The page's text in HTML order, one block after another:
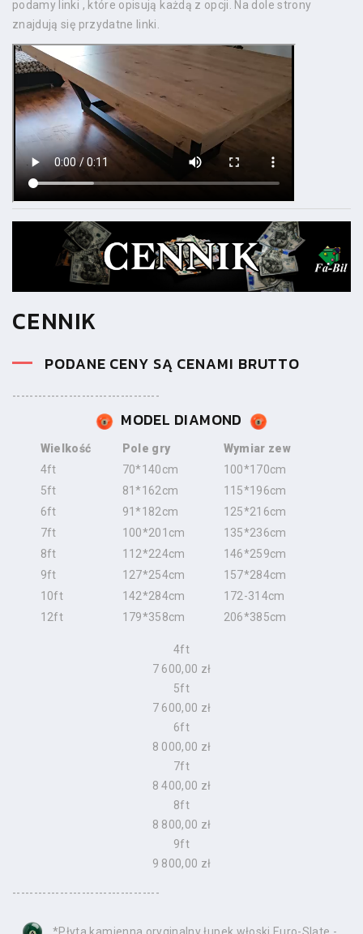
podamy linki , które opisują każdą z opcji. Na dole strony
znajdują się przydatne linki.
CENNIK
PODANE CENY SĄ CENAMI BRUTTO
----------------------------------
MODEL DIAMOND
Wielkość Pole gry
Wymiar zew
4ft
70*140cm
100*170cm
5ft
81*162cm
115*196cm
6ft
91*182cm
125*216cm
7ft
100*201cm
135*236cm
8ft
112*224cm
146*259cm
9ft
127*254cm
157*284cm
10ft
142*284cm
172-314cm
12ft
179*358cm 206*385cm
4ft
7 600,00 zł
5ft
7 600,00 zł
6ft
8 000,00 zł
7ft
8 400,00 zł
8ft
8 800,00 zł
9ft
9 800,00 zł
----------------------------------
*Płyta kamienna oryginalny łupek włoski Euro-Slate -